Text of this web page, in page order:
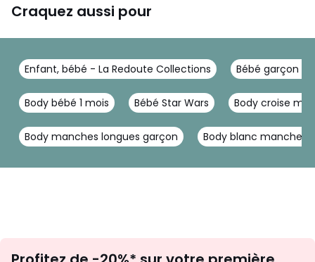
Craquez aussi pour
Enfant, bébé - La Redoute Collections Bébé garçon -
Body bébé 1 mois Bébé Star Wars Body croise
Body manches longues garçon Body blanc manche